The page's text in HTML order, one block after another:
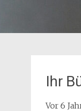
Ihr
Vor 6